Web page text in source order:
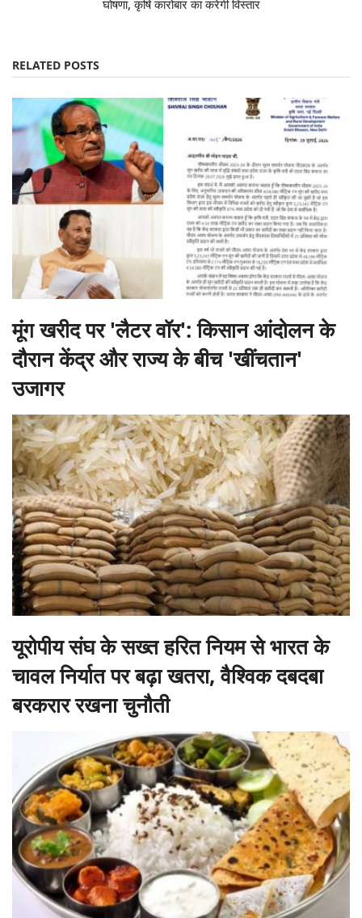
घोषणा, कृषि कारोबार का करेगी विस्तार
RELATED POSTS
मूंग खरीद पर 'लैटर वॉर': किसान आंदोलन के
दौरान केंद्र और राज्य के बीच 'खींचतान'
उजागर
यूरोपीय संघ के सख्त हरित नियम से भारत के
चावल निर्यात पर बढ़ा खतरा, वैश्विक दबदबा
बरकरार रखना चुनौती